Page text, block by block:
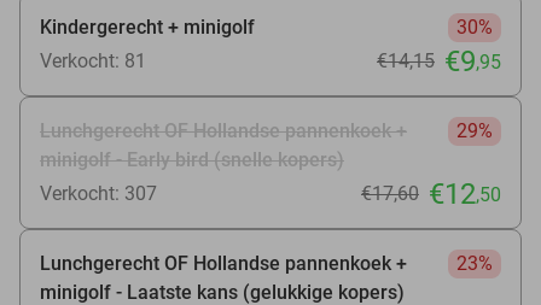
Kindergerecht + minigolf
30%
Verkocht: 81
€14,15 €9,95
Lunchgerecht OF Hollandse pannenkoek +
minigolf - Early bird (snelle kopers)
29%
Verkocht: 307 €17,60 €12,50
Lunchgerecht OF Hollandse pannenkoek +
minigolf - Laatste kans (gelukkige kopers)
23%